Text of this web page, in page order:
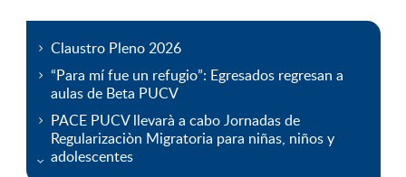
Claustro Pleno 2026
“Para mí fue un refugio”: Egresados regresan a
aulas de Beta PUCV
PACE PUCV llevarà a cabo Jornadas de
Regularizaciòn Migratoria para niñas, niños y
adolescentes